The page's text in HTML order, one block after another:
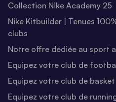
Collection Nike Academy 25
Nike Kitbuilder | Tenues
clubs
Notre offre dédiée au sport
Equipez votre club de
Equipez votre club de basket
Equipez votre club de